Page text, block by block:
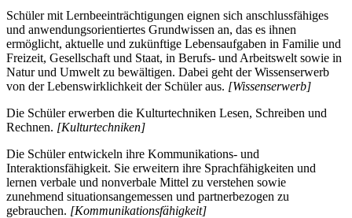
Schüler mit Lernbeeinträchtigungen eignen sich anschlussfähiges
und anwendungsorientiertes Grundwissen an, das es ihnen
ermöglicht, aktuelle und zukünftige Lebensaufgaben in Familie und
Freizeit, Gesellschaft und Staat, in Berufs- und Arbeitswelt sowie in
Natur und Umwelt zu bewältigen. Dabei geht der Wissenserwerb
von der Lebenswirklichkeit der Schüler aus. [Wissenserwerb]
Die Schüler erwerben die Kulturtechniken Lesen, Schreiben und
Rechnen. [Kulturtechniken]
Die Schüler entwickeln ihre Kommunikations- und
Interaktionsfähigkeit. Sie erweitern ihre Sprachfähigkeiten und
lernen verbale und nonverbale Mittel zu verstehen sowie
zunehmend situationsangemessen und partnerbezogen zu
gebrauchen. [Kommunikationsfähigkeit]